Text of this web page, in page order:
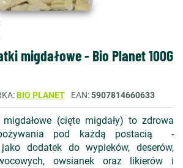
migdałowe - Bio Planet 100G
BIO PLANET EAN 5907814660633
migdałowe (cięte migdały) to zdrowa
pod każdą postacią -
dodatek do wypieków, deserów,
owsianek oraz likierów i